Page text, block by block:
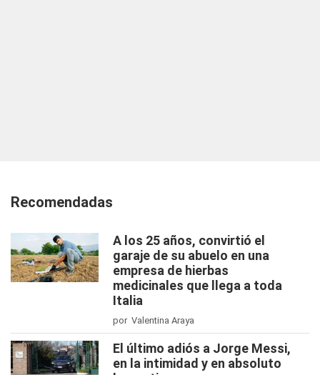
Recomendadas
A los 25 años, convirtió el
garaje de su abuelo en una
empresa de hierbas
medicinales que llega a toda
Italia
por Valentina Araya
El último adiós a Jorge Messi,
en la intimidad y en absoluto